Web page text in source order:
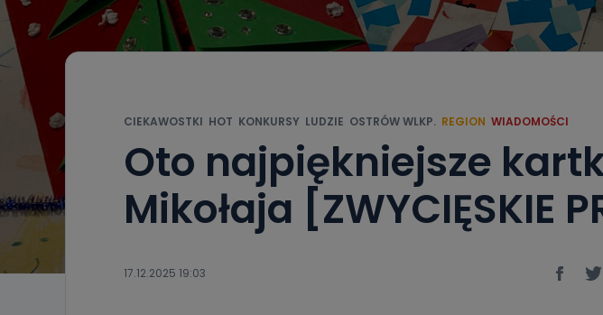
CIEKAWOSTKI HOT KONKURSY LUDZIE OSTRÓW WLKP. REGION WIADOMOŚCI
Oto najpiękniejsze
Mikołaja [ZWYCIĘSKIE
17.12.2025 19:03